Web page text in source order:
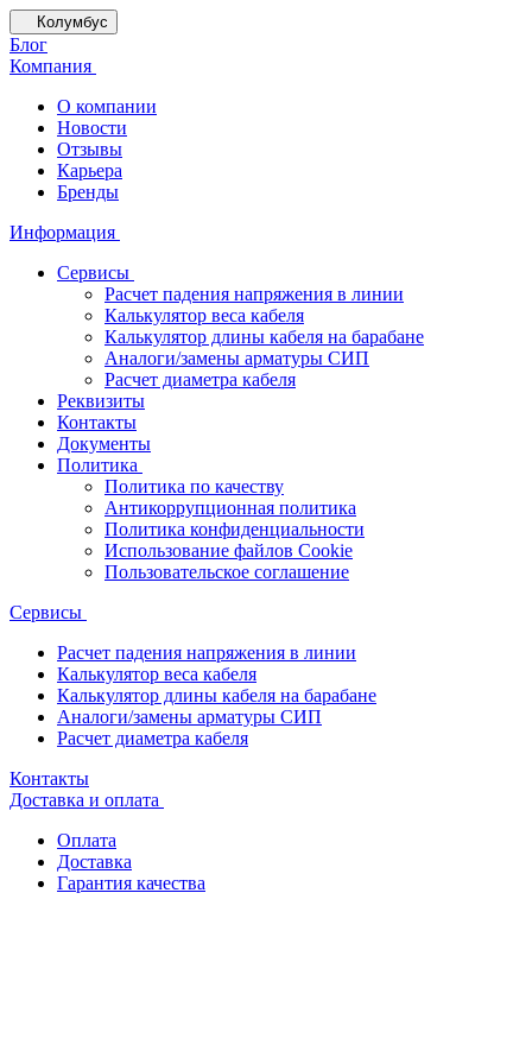
Колумбус
Блог
Компания
О компании
Новости
Отзывы
Карьера
Бренды
Информация
Сервисы
Расчет падения напряжения в линии
Калькулятор веса кабеля
Калькулятор длины кабеля на барабане
Аналоги/замены арматуры СИП
Расчет диаметра кабеля
Реквизиты
Контакты
Документы
Политика
Политика по качеству
Антикоррупционная политика
Политика конфиденциальности
Использование файлов Cookie
Пользовательское соглашение
Сервисы
Расчет падения напряжения в линии
Калькулятор веса кабеля
Калькулятор длины кабеля на барабане
Аналоги/замены арматуры СИП
Расчет диаметра кабеля
Контакты
Доставка и оплата
Оплата
Доставка
Гарантия качества